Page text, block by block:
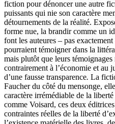
fiction pour dénoncer une autre
puissants qui nie son caractère
détournements de la réalité.
forme nue, la brandir comme un
font les auteures – pas
pourraient témoigner dans la
mais plutôt que leurs témoignages
contrairement à l’économie et au
d’une fausse transparence. La
Faucher du côté du mensonge,
caractère irrémédiable de la
comme Voisard, ces deux
contraintes réelles de la liberté